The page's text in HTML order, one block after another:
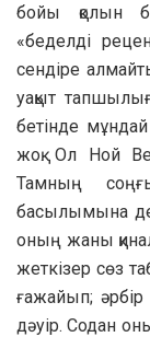
бойы қолын
«беделді
сендіре
уақыт
бетінде
жоқ. Ол Ной
Тамның
басылымына
оның жаны
жеткізер сөз
ғажайып;
дәуір. Содан